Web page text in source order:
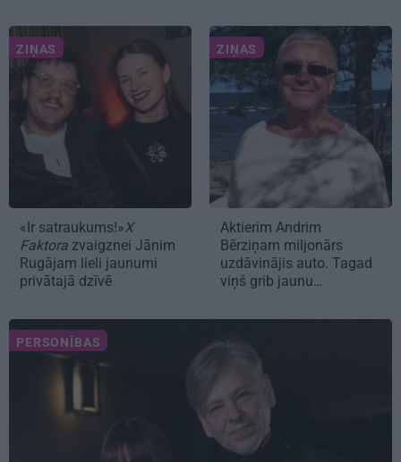
ZIŅAS
«Ir satraukums!»X
Faktora zvaigznei Jānim
Rugājam lieli jaunumi
privātajā dzīvē
ZIŅAS
Aktierim Andrim
Bērziņam miljonārs
uzdāvinājis auto. Tagad
viņš grib jaunu…
PERSONĪBAS